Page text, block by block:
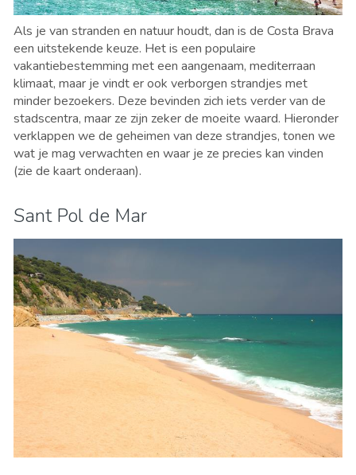
Als je van stranden en natuur houdt, dan is de Costa Brava
een uitstekende keuze. Het is een populaire
vakantiebestemming met een aangenaam, mediterraan
klimaat, maar je vindt er ook verborgen strandjes met
minder bezoekers. Deze bevinden zich iets verder van de
stadscentra, maar ze zijn zeker de moeite waard. Hieronder
verklappen we de geheimen van deze strandjes, tonen we
wat je mag verwachten en waar je ze precies kan vinden
(zie de kaart onderaan).
Sant Pol de Mar